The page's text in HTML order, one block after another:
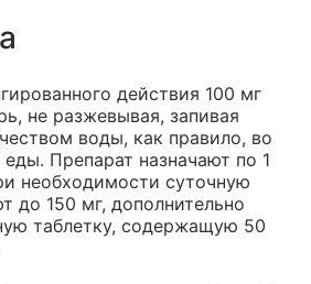
действия 100 мг
не разжевывая, запивая
воды, как правило, во
Препарат назначают по 1
необходимости суточную
до 150 мг, дополнительно
таблетку, содержащую 50